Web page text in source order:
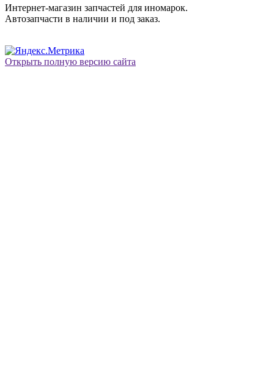
Интернет-магазин запчастей для иномарок.
Автозапчасти в наличии и под заказ.
Открыть полную версию сайта